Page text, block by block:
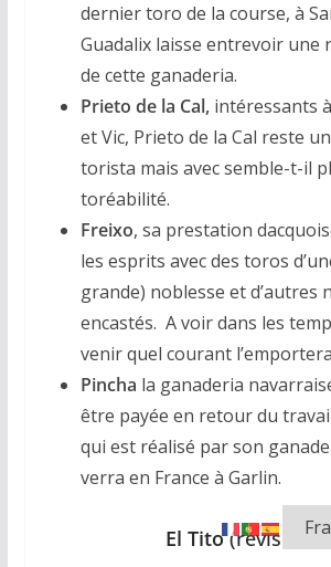
dernier toro de la course, à
Guadalix laisse entrevoir une
de cette ganaderia.
Prieto de la Cal,intéressants
et Vic, Prieto de la Cal reste
torista mais avec semble-t-il
toréabilité.
Freixo, sa prestation
les esprits avec des toros
grande) noblesse et d’autres
encastés. A voir dans les
venir quel courant
Pincha la ganaderia
être payée en retour du
qui est réalisé par son
verra en France à Garlin.
El Tito(revistero)